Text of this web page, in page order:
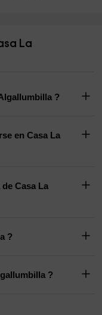
La
?
en Casa La
La
?
?